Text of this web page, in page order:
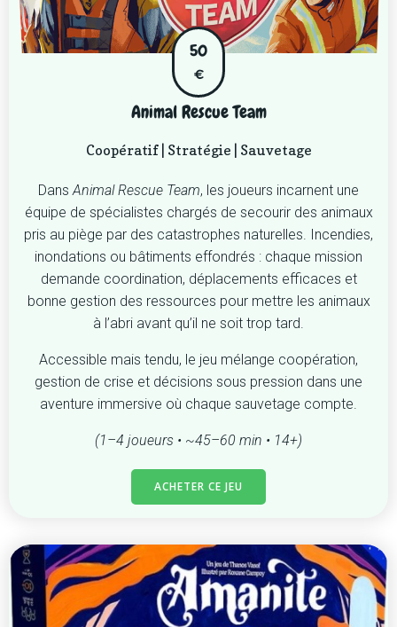
50
€
Animal Rescue Team
Coopératif | Stratégie | Sauvetage
DansAnimal Rescue Team, les joueurs incarnent une
équipe de spécialistes chargés de secourir des animaux
pris au piège par des catastrophes naturelles. Incendies,
inondations ou bâtiments effondrés : chaque mission
demande coordination, déplacements efficaces et
bonne gestion des ressources pour mettre les animaux
à l’abri avant qu’il ne soit trop tard.
Accessible mais tendu, le jeu mélange coopération,
gestion de crise et décisions sous pression dans une
aventure immersive où chaque sauvetage compte.
(1–4 joueurs • ~45–60 min • 14+)
ACHETER CE JEU